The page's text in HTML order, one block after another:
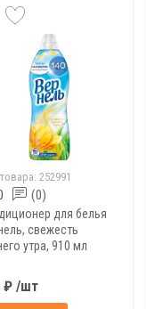
252991
(0)
для белья
свежесть
утра, 910 мл
₽ /шт